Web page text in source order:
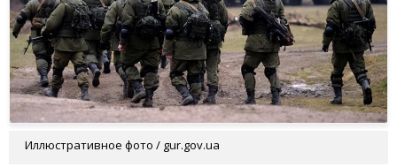
Иллюстративное фото / gur.gov.ua